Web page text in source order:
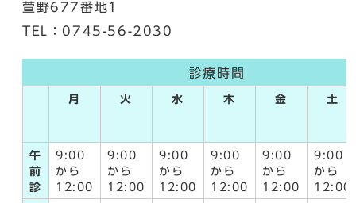
萱野677番地1
TEL：0745-56-2030
診療時間
月 火 水 木 金 土
午
前
診
9:00
から
12:00
9:00
から
12:00
9:00
から
12:00
9:00
から
12:00
9:00
から
12:00
9:00
から
12:00